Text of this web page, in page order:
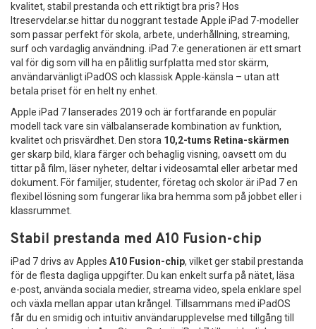
kvalitet, stabil prestanda och ett riktigt bra pris? Hos
Itreservdelar.se hittar du noggrant testade Apple iPad 7-modeller
som passar perfekt för skola, arbete, underhållning, streaming,
surf och vardaglig användning. iPad 7:e generationen är ett smart
val för dig som vill ha en pålitlig surfplatta med stor skärm,
användarvänligt iPadOS och klassisk Apple-känsla – utan att
betala priset för en helt ny enhet.
Apple iPad 7 lanserades 2019 och är fortfarande en populär
modell tack vare sin välbalanserade kombination av funktion,
kvalitet och prisvärdhet. Den stora 10,2-tums Retina-skärmen
ger skarp bild, klara färger och behaglig visning, oavsett om du
tittar på film, läser nyheter, deltar i videosamtal eller arbetar med
dokument. För familjer, studenter, företag och skolor är iPad 7 en
flexibel lösning som fungerar lika bra hemma som på jobbet eller i
klassrummet.
Stabil prestanda med A10 Fusion-chip
iPad 7 drivs av Apples A10 Fusion-chip, vilket ger stabil prestanda
för de flesta dagliga uppgifter. Du kan enkelt surfa på nätet, läsa
e-post, använda sociala medier, streama video, spela enklare spel
och växla mellan appar utan krångel. Tillsammans med iPadOS
får du en smidig och intuitiv användarupplevelse med tillgång till